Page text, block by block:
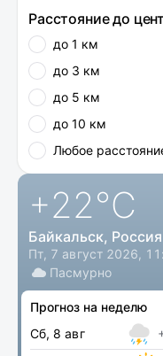
Расстояние до
до 1 км
до 3 км
до 5 км
до 10 км
Любое
+22°C
Байкальск, Россия
Пт, 7 август 2026,
Пасмурно
Прогноз на неделю
Сб, 8 авг